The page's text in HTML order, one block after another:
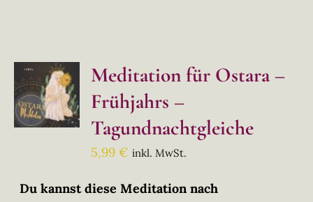
Meditation für Ostara –
Frühjahrs –
Tagundnachtgleiche
5,99€ inkl. MwSt.
Du kannst diese Meditation nach